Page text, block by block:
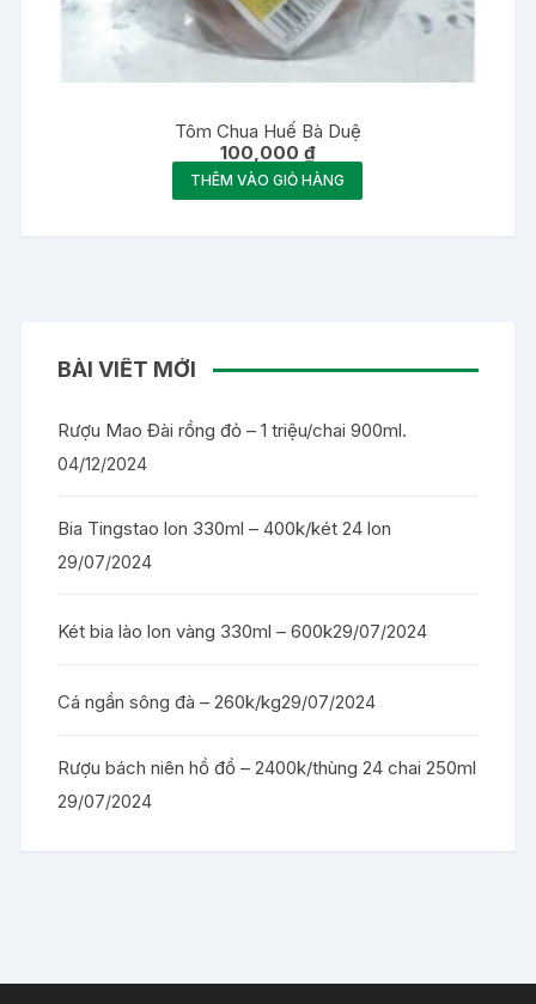
Tôm Chua Huế Bà Duệ
100,000₫
THÊM VÀO GIỎ HÀNG
BÀI VIẾT MỚI
Rượu Mao Đài rồng đỏ – 1 triệu/chai 900ml.
04/12/2024
Bia Tingstao lon 330ml – 400k/két 24 lon
29/07/2024
Két bia lào lon vàng 330ml – 600k29/07/2024
Cá ngần sông đà – 260k/kg29/07/2024
Rượu bách niên hồ đồ – 2400k/thùng 24 chai 250ml
29/07/2024